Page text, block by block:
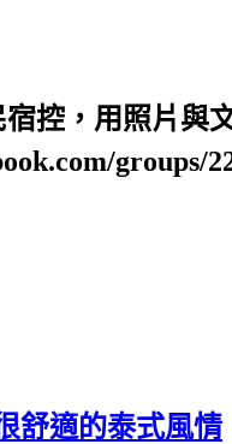
控，用照片與
groups/
舒適的泰式風情